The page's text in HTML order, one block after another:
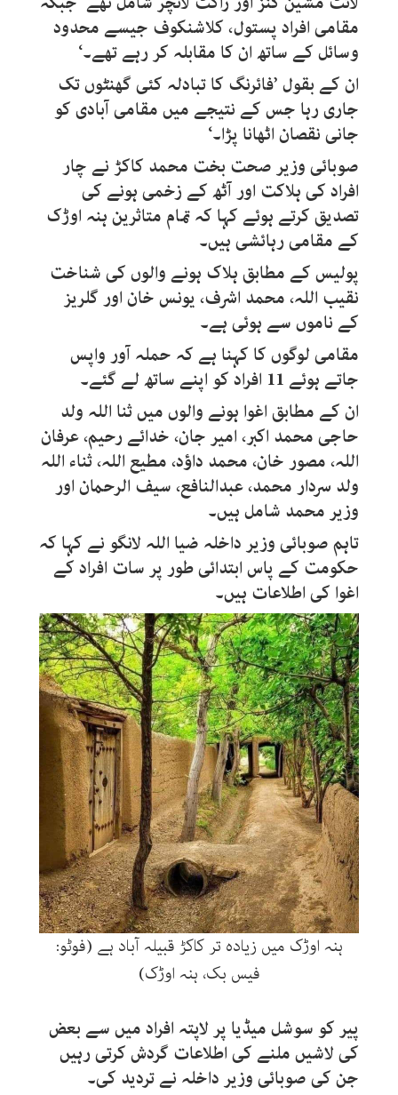
مقامی افراد پستول، کلاشنکوف جیسے محدود
وسائل کے ساتھ ان کا مقابلہ کر رہے تھے۔‘
ان کے بقول ’فائرنگ کا تبادلہ کئی گھنٹوں تک
جاری رہا جس کے نتیجے میں مقامی آبادی کو
جانی نقصان اٹھانا پڑا۔‘
صوبائی وزیر صحت بخت محمد کاکڑ نے چار
افراد کی ہلاکت اور آٹھ کے زخمی ہونے کی
تصدیق کرتے ہوئے کہا کہ تمام متاثرین ہنہ اوڑک
کے مقامی رہائشی ہیں۔
پولیس کے مطابق ہلاک ہونے والوں کی شناخت
نقیب اللہ، محمد اشرف، یونس خان اور گلریز
کے ناموں سے ہوئی ہے۔
مقامی لوگوں کا کہنا ہے کہ حملہ آور واپس
جاتے ہوئے 11 افراد کو اپنے ساتھ لے گئے۔
ان کے مطابق اغوا ہونے والوں میں ثنا اللہ ولد
حاجی محمد اکبر، امیر جان، خدائے رحیم، عرفان
اللہ، مصور خان، محمد داؤد، مطیع اللہ، ثناء اللہ
ولد سردار محمد، عبدالنافع، سیف الرحمان اور
وزیر محمد شامل ہیں۔
تاہم صوبائی وزیر داخلہ ضیا اللہ لانگو نے کہا کہ
حکومت کے پاس ابتدائی طور پر سات افراد کے
اغوا کی اطلاعات ہیں۔
ہنہ اوڑک میں زیادہ تر کاکڑ قبیلہ آباد ہے (فوٹو:
فیس بک، ہنہ اوڑک)
پیر کو سوشل میڈیا پر لاپتہ افراد میں سے بعض
کی لاشیں ملنے کی اطلاعات گردش کرتی رہیں
جن کی صوبائی وزیر داخلہ نے تردید کی۔